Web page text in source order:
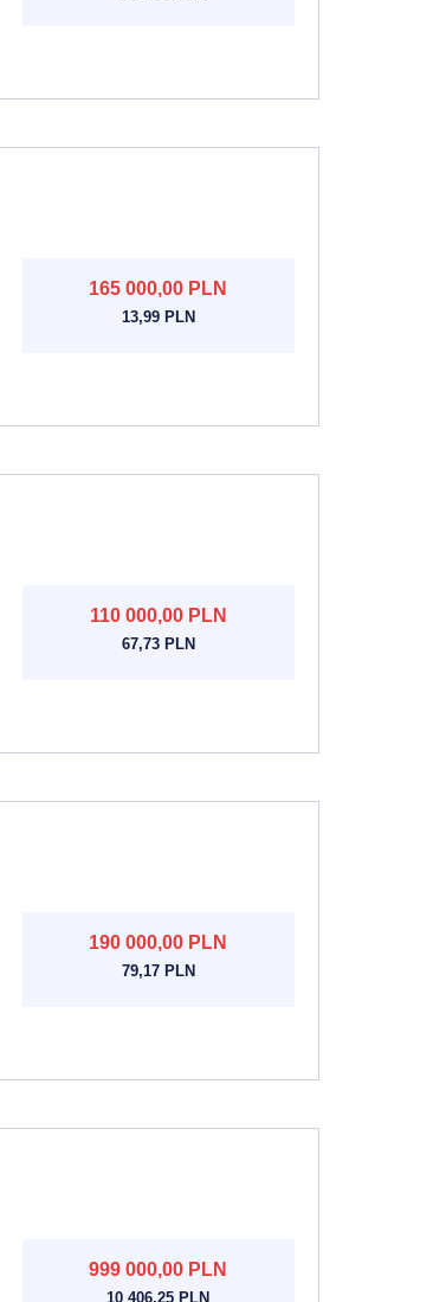
165 000,00 PLN
13,99 PLN
110 000,00 PLN
67,73 PLN
190 000,00 PLN
79,17 PLN
999 000,00 PLN
10 406,25 PLN